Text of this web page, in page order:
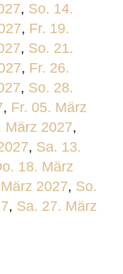
, So. 14.
, Fr. 19.
, So. 21.
, Fr. 26.
, So. 28.
, Fr. 05. März
März 2027,
, Sa. 13.
18. März
2027, So.
, Sa. 27. März